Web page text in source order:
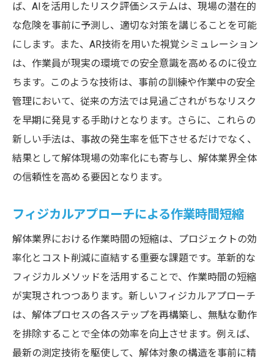
ば、AIを活用したリスク評価システムは、現場の潜在的
な危険を事前に予測し、適切な対策を講じることを可能
にします。また、AR技術を用いた視覚シミュレーション
は、作業員が現実の環境での安全意識を高めるのに役立
ちます。このような技術は、事前の訓練や作業中の安全
管理において、従来の方法では見過ごされがちなリスク
を早期に発見する手助けとなります。さらに、これらの
新しい手法は、事故の発生率を低下させるだけでなく、
結果として解体現場の効率化にも寄与し、解体業界全体
の信頼性を高める要因となります。
フィジカルアプローチによる作業時間短縮
解体業界における作業時間の短縮は、プロジェクトの効
率化とコスト削減に直結する重要な課題です。革新的な
フィジカルメソッドを活用することで、作業時間の短縮
が実現されつつあります。新しいフィジカルアプローチ
は、解体プロセスの各ステップを再構築し、無駄な動作
を排除することで全体の効率を向上させます。例えば、
最新の測定技術を駆使して、解体対象の構造を事前に精